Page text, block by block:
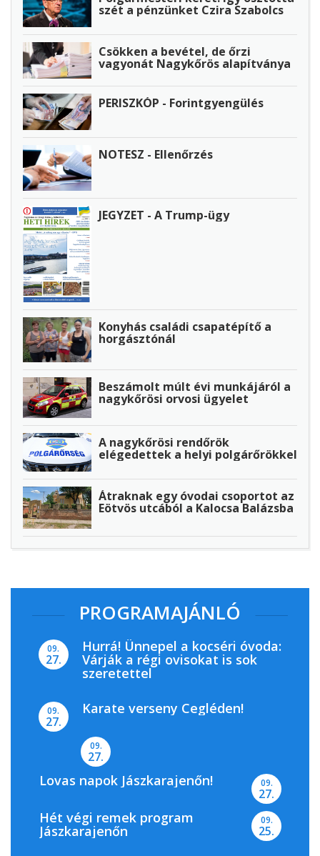
szét a pénzünket Czira Szabolcs
Csökken a bevétel, de őrzi
vagyonát Nagykőrös alapítványa
PERISZKÓP - Forintgyengülés
NOTESZ - Ellenőrzés
JEGYZET - A Trump-ügy
Konyhás családi csapatépítő a
horgásztónál
Beszámolt múlt évi munkájáról a
nagykőrösi orvosi ügyelet
A nagykőrösi rendőrök
elégedettek a helyi polgárőrökkel
Átraknak egy óvodai csoportot az
Eötvös utcából a Kalocsa Balázsba
PROGRAMAJÁNLÓ
09.
27.
Hurrá! Ünnepel a kocséri óvoda:
Várják a régi ovisokat is sok
szeretettel
09.
27.
Karate verseny Cegléden!
09.
27.
Lovas napok Jászkarajenőn! 09.
27.
Hét végi remek program
Jászkarajenőn
09.
25.